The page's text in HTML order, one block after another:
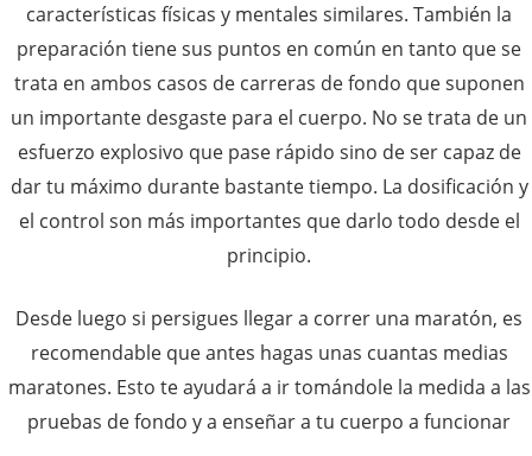
características físicas y mentales similares. También la
preparación tiene sus puntos en común en tanto que se
trata en ambos casos de carreras de fondo que suponen
un importante desgaste para el cuerpo. No se trata de un
esfuerzo explosivo que pase rápido sino de ser capaz de
dar tu máximo durante bastante tiempo. La dosificación y
el control son más importantes que darlo todo desde el
principio.
Desde luego si persigues llegar a correr una maratón, es
recomendable que antes hagas unas cuantas medias
maratones. Esto te ayudará a ir tomándole la medida a las
pruebas de fondo y a enseñar a tu cuerpo a funcionar